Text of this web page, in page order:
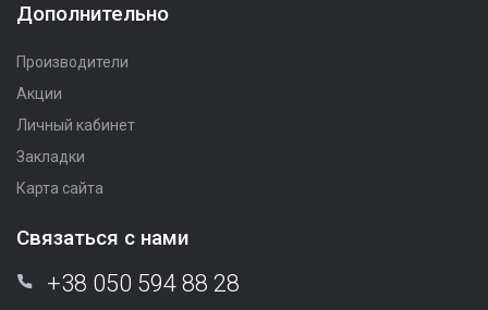
Дополнительно
Производители
Акции
Личный кабинет
Закладки
Карта сайта
Связаться с нами
+38 050 594 88 28